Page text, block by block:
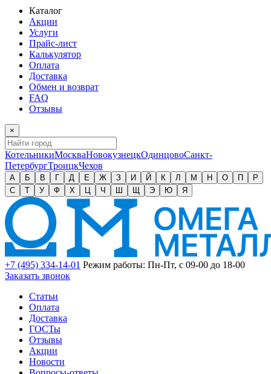
Каталог
Акции
Услуги
Прайс-лист
Калькулятор
Оплата
Доставка
Обмен и возврат
FAQ
Отзывы
×
КотельникиМоскваНовокузнецкОдинцовоСанкт-
ПетербургТроицкЧехов
А Б В Г Д Е Ж З И Й К Л М Н О П
Р
С
Т У Ф Х Ц Ч Ш Щ Э Ю Я
+7 (495) 334-14-01 Режим работы: Пн-Пт, с 09-00 до 18-00
Заказать звонок
Статьи
Оплата
Доставка
ГОСТы
Отзывы
Акции
Новости